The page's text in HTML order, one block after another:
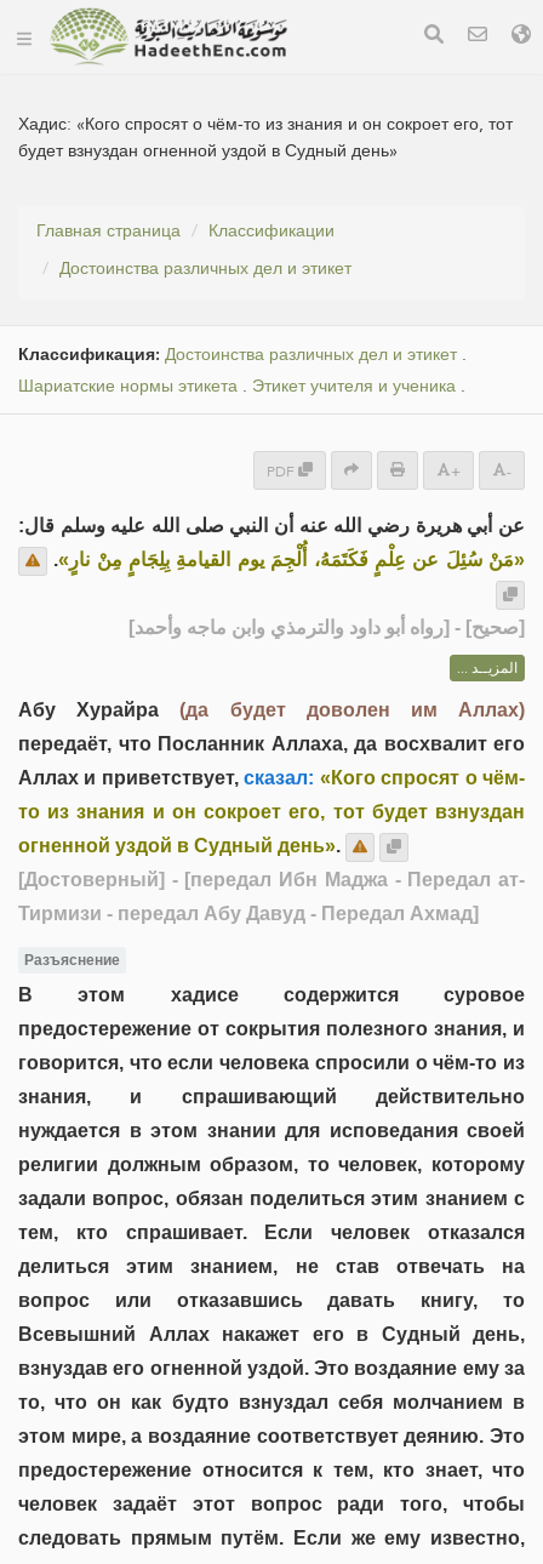
Хадис: «Кого спросят о чём-то из знания и он сокроет его, тот
будет взнуздан огненной уздой в Судный день»
Главная страница
Классификации
Достоинства различных дел и этикет
Классификация: Достоинства различных дел и этикет.
Шариатские нормы этикета . Этикет учителя и ученика .
PDF + -
عن أبي هريرة رضي الله عنه أن النبي صلى الله عليه وسلم قال:
«مَنْ سُئِلَ عن عِلْمٍ فَكَتَمَهُ، أُلْجِمَ يوم القيامةِ بِلِجَامٍ مِنْ نارٍ».
[صحيح] - [رواه أبو داود والترمذي وابن ماجه وأحمد]
المزيــد ...
Абу Хурайра(да будет доволен им Аллах)
передаёт, что Посланник Аллаха, да восхвалит его
Аллах и приветствует,сказал: «Кого спросят о чём-
то из знания и он сокроет его, тот будет взнуздан
огненной уздой в Судный день».
[Достоверный] - [передал Ибн Маджа - Передал ат-
Тирмизи - передал Абу Давуд - Передал Ахмад]
Разъяснение
В этом хадисе содержится суровое
предостережение от сокрытия полезного знания, и
говорится, что если человека спросили о чём-то из
знания, и спрашивающий действительно
нуждается в этом знании для исповедания своей
религии должным образом, то человек, которому
задали вопрос, обязан поделиться этим знанием с
тем, кто спрашивает. Если человек отказался
делиться этим знанием, не став отвечать на
вопрос или отказавшись давать книгу, то
Всевышний Аллах накажет его в Судный день,
взнуздав его огненной уздой. Это воздаяние ему за
то, что он как будто взнуздал себя молчанием в
этом мире, а воздаяние соответствует деянию. Это
предостережение относится к тем, кто знает, что
человек задаёт этот вопрос ради того, чтобы
следовать прямым путём. Если же ему известно,